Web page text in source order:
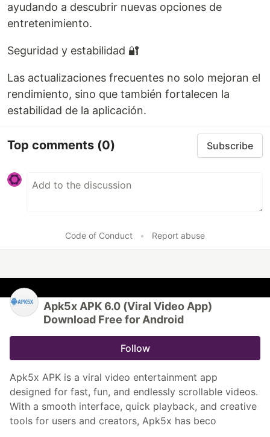
ayudando a descubrir nuevas opciones de
entretenimiento.
Seguridad y estabilidad 🔐
Las actualizaciones frecuentes no solo mejoran el
rendimiento, sino que también fortalecen la
estabilidad de la aplicación.
Top comments (0) Subscribe
Code of Conduct • Report abuse
Apk5x APK 6.0 (Viral Video App)
Download Free for Android
Follow
Apk5x APK is a viral video entertainment app
designed for fast, fun, and endlessly scrollable videos.
With a smooth interface, quick playback, and creative
tools for users and creators, Apk5x has beco